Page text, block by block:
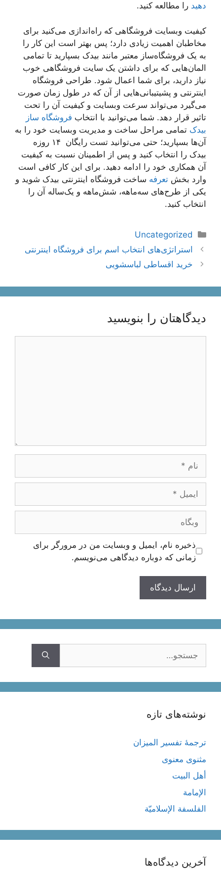
دهید را مطالعه کنید.
کیفیت وبسایت فروشگاهی که راه‌اندازی می‌کنید برای
مخاطبان اهمیت زیادی دارد؛ پس بهتر است این کار را
به یک فروشگاه‌ساز معتبر مانند بیدک بسپارید تا تمامی
المان‌هایی که برای داشتن یک سایت فروشگاهی خوب
نیاز دارید، برای شما اعمال شود. طراحی فروشگاه
اینترنتی و پشیتیبانی‌هایی از آن که در طول زمان صورت
می‌گیرد می‌تواند سرعت وبسایت و کیفیت آن را تحت
تاثیر قرار دهد. شما می‌توانید با انتخاب فروشگاه ساز
بیدک تمامی مراحل ساخت و مدیریت وبسایت خود را به
آن‌ها بسپارید؛ حتی می‌توانید تست رایگان ۱۴ روزه
بیدک را انتخاب کنید و پس از اطمینان نسبت به کیفیت
آن همکاری خود را ادامه دهید. برای این کار کافی است
وارد بخش تعرفه ساخت فروشگاه اینترنتی بیدک شوید و
یکی از طرح‌های سه‌ماهه، شش‌ماهه و یک‌ساله آن را
انتخاب کنید.
دسته‌ها
Uncategorized
ناوبری
نوشته‌ها
استراتژی‌های انتخاب اسم برای فروشگاه اینترنتی
خرید اقساطی لباسشویی
دیدگاهتان را بنویسید
وبگاه
ذخیره نام، ایمیل و وبسایت من در مرورگر برای
زمانی که دوباره دیدگاهی می‌نویسم.
نوشته‌های تازه
ترجمۀ تفسیر المیزان
مثنوی معنوی
أهل البيت
الإمامة
الفلسفة الإسلاميّة
آخرین دیدگاه‌ها